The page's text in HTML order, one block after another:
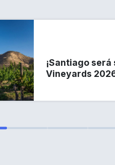
¡Santiago será
Vineyards